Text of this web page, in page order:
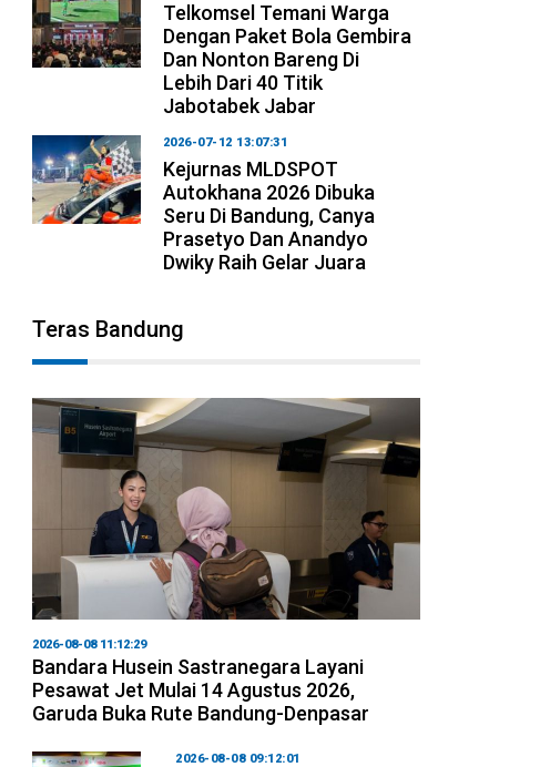
Telkomsel Temani Warga
Dengan Paket Bola Gembira
Dan Nonton Bareng Di
Lebih Dari 40 Titik
Jabotabek Jabar
2026-07-12 13:07:31
Kejurnas MLDSPOT
Autokhana 2026 Dibuka
Seru Di Bandung, Canya
Prasetyo Dan Anandyo
Dwiky Raih Gelar Juara
Teras Bandung
2026-08-08 11:12:29
Bandara Husein Sastranegara Layani
Pesawat Jet Mulai 14 Agustus 2026,
Garuda Buka Rute Bandung-Denpasar
2026-08-08 09:12:01